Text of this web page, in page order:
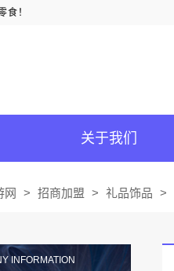
食！
关于我们
网 > 招商加盟 > 礼品饰品 >
INFORMATION